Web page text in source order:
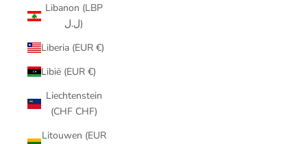
Libanon (LBP
ل.ل)
Liberia (EUR €)
Libië (EUR €)
Liechtenstein
(CHF CHF)
Litouwen (EUR